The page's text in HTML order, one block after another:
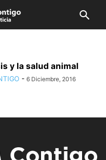
y la salud animal
- 6 Diciembre, 2016